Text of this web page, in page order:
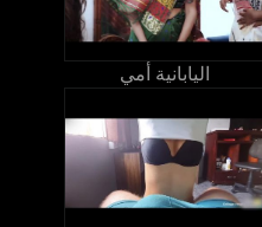
اليابانية أمي